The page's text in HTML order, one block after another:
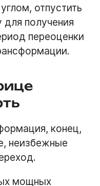
отпустить
для получения
переоценки
конец,
неизбежные
мощных